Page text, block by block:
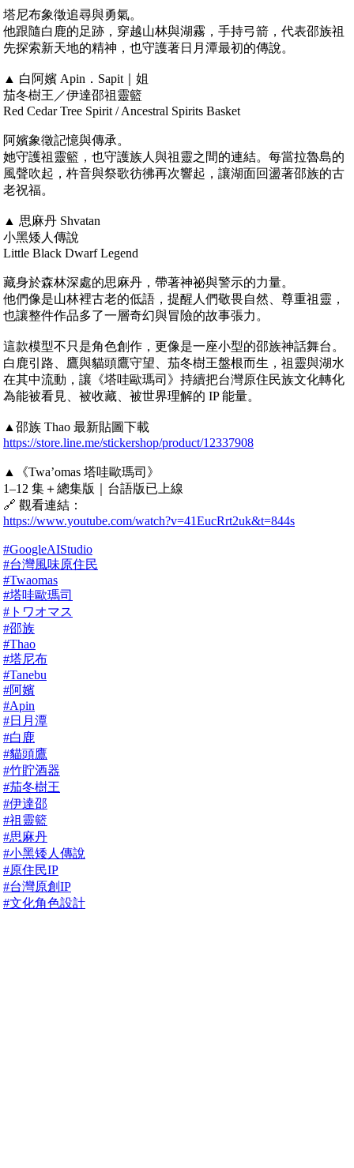
塔尼布象徵追尋與勇氣。
他跟隨白鹿的足跡，穿越山林與湖霧，手持弓箭，代表邵族祖
先探索新天地的精神，也守護著日月潭最初的傳說。
▲ 白阿嬪 Apin．Sapit｜姐
茄冬樹王／伊達邵祖靈籃
Red Cedar Tree Spirit / Ancestral Spirits Basket
阿嬪象徵記憶與傳承。
她守護祖靈籃，也守護族人與祖靈之間的連結。每當拉魯島的
風聲吹起，杵音與祭歌彷彿再次響起，讓湖面回盪著邵族的古
老祝福。
▲ 思麻丹 Shvatan
小黑矮人傳說
Little Black Dwarf Legend
藏身於森林深處的思麻丹，帶著神祕與警示的力量。
他們像是山林裡古老的低語，提醒人們敬畏自然、尊重祖靈，
也讓整件作品多了一層奇幻與冒險的故事張力。
這款模型不只是角色創作，更像是一座小型的邵族神話舞台。
白鹿引路、鷹與貓頭鷹守望、茄冬樹王盤根而生，祖靈與湖水
在其中流動，讓《塔哇歐瑪司》持續把台灣原住民族文化轉化
為能被看見、被收藏、被世界理解的 IP 能量。
▲邵族 Thao 最新貼圖下載
https://store.line.me/stickershop/product/12337908
▲《Twa’omas 塔哇歐瑪司》
1–12 集＋總集版｜台語版已上線
🔗 觀看連結：
https://www.youtube.com/watch?v=41EucRrt2uk&t=844s
#GoogleAIStudio
#台灣風味原住民
#Twaomas
#塔哇歐瑪司
#トワオマス
#邵族
#Thao
#塔尼布
#Tanebu
#阿嬪
#Apin
#日月潭
#白鹿
#貓頭鷹
#竹貯酒器
#茄冬樹王
#伊達邵
#祖靈籃
#思麻丹
#小黑矮人傳說
#原住民IP
#台灣原創IP
#文化角色設計